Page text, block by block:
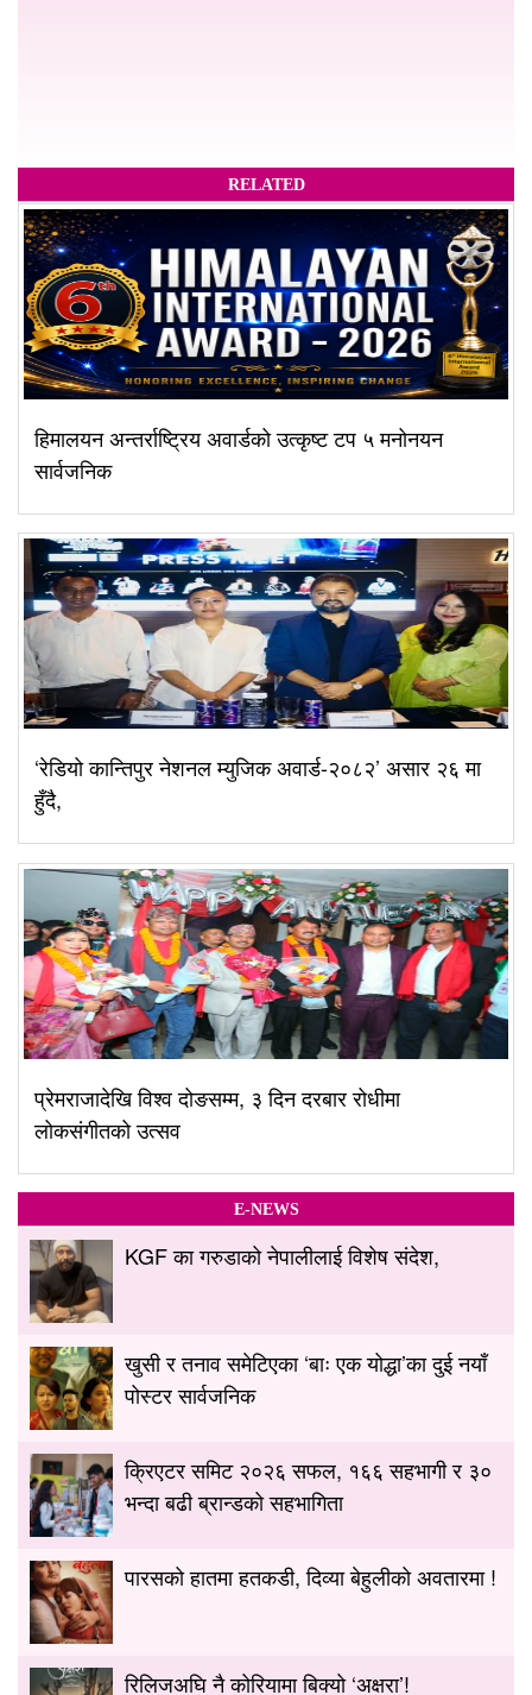
RELATED
हिमालयन अन्तर्राष्ट्रिय अवार्डको उत्कृष्ट टप ५ मनोनयन
सार्वजनिक
‘रेडियो कान्तिपुर नेशनल म्युजिक अवार्ड-२०८२’ असार २६ मा
हुँदै,
प्रेमराजादेखि विश्व दोङसम्म, ३ दिन दरबार रोधीमा
लोकसंगीतको उत्सव
E-NEWS
KGF का गरुडाको नेपालीलाई विशेष संदेश,
खुसी र तनाव समेटिएका ‘बाः एक योद्धा’का दुई नयाँ
पोस्टर सार्वजनिक
क्रिएटर समिट २०२६ सफल, १६६ सहभागी र ३०
भन्दा बढी ब्रान्डको सहभागिता
पारसको हातमा हतकडी, दिव्या बेहुलीको अवतारमा !
रिलिजअघि नै कोरियामा बिक्यो ‘अक्षरा’!